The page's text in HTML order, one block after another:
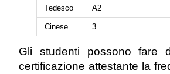
Tedesco A2
Cinese 3
Gli studenti possono fare
certificazione attestante la